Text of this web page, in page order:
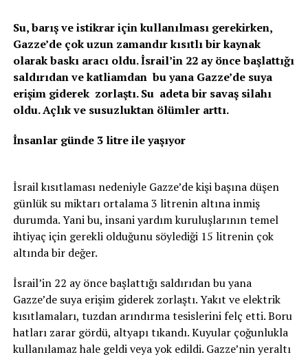
Su, barış ve istikrar için kullanılması gerekirken,
Gazze’de çok uzun zamandır kısıtlı bir kaynak
olarak baskı aracı oldu. İsrail’in 22 ay önce başlattığı
saldırıdan ve katliamdan bu yana Gazze’de suya
erişim giderek zorlaştı. Su adeta bir savaş silahı
oldu. Açlık ve susuzluktan ölümler arttı.
İnsanlar günde 3 litre ile yaşıyor
İsrail kısıtlaması nedeniyle Gazze’de kişi başına düşen
günlük su miktarı ortalama 3 litrenin altına inmiş
durumda. Yani bu, insani yardım kuruluşlarının temel
ihtiyaç için gerekli olduğunu söylediği 15 litrenin çok
altında bir değer.
İsrail’in 22 ay önce başlattığı saldırıdan bu yana
Gazze’de suya erişim giderek zorlaştı. Yakıt ve elektrik
kısıtlamaları, tuzdan arındırma tesislerini felç etti. Boru
hatları zarar gördü, altyapı tıkandı. Kuyular çoğunlukla
kullanılamaz hale geldi veya yok edildi. Gazze’nin yeraltı